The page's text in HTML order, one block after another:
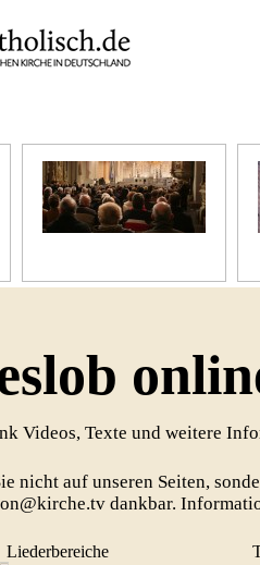
Videos, Texte und weitere
nicht auf unseren Seiten,
dankbar.
Liederbereiche